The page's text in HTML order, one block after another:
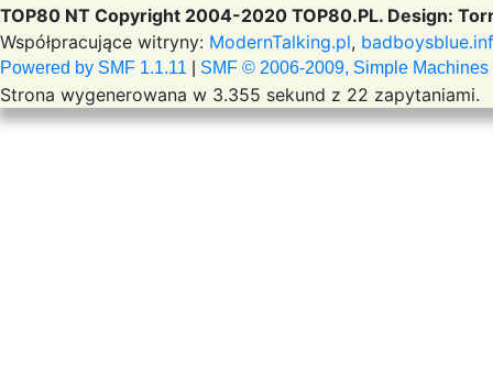
TOP80 NT Copyright 2004-2020 TOP80.PL. Design:
Współpracujące witryny: ModernTalking.pl,
Powered by SMF 1.1.11 SMF © 2006-2009, Simple Machines
Strona wygenerowana w 3.355 sekund z 22 zapytaniami.